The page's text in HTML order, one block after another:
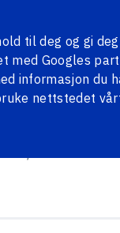
til deg og gi
med Googles
informasjon du
nettstedet
PENOSILBLOGG